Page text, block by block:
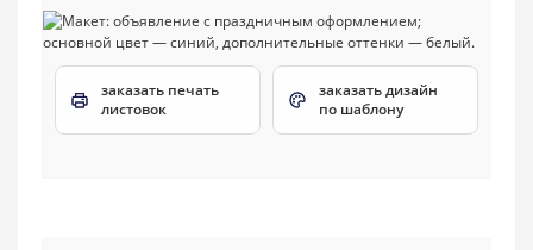
заказать печать
листовок
заказать дизайн
по шаблону